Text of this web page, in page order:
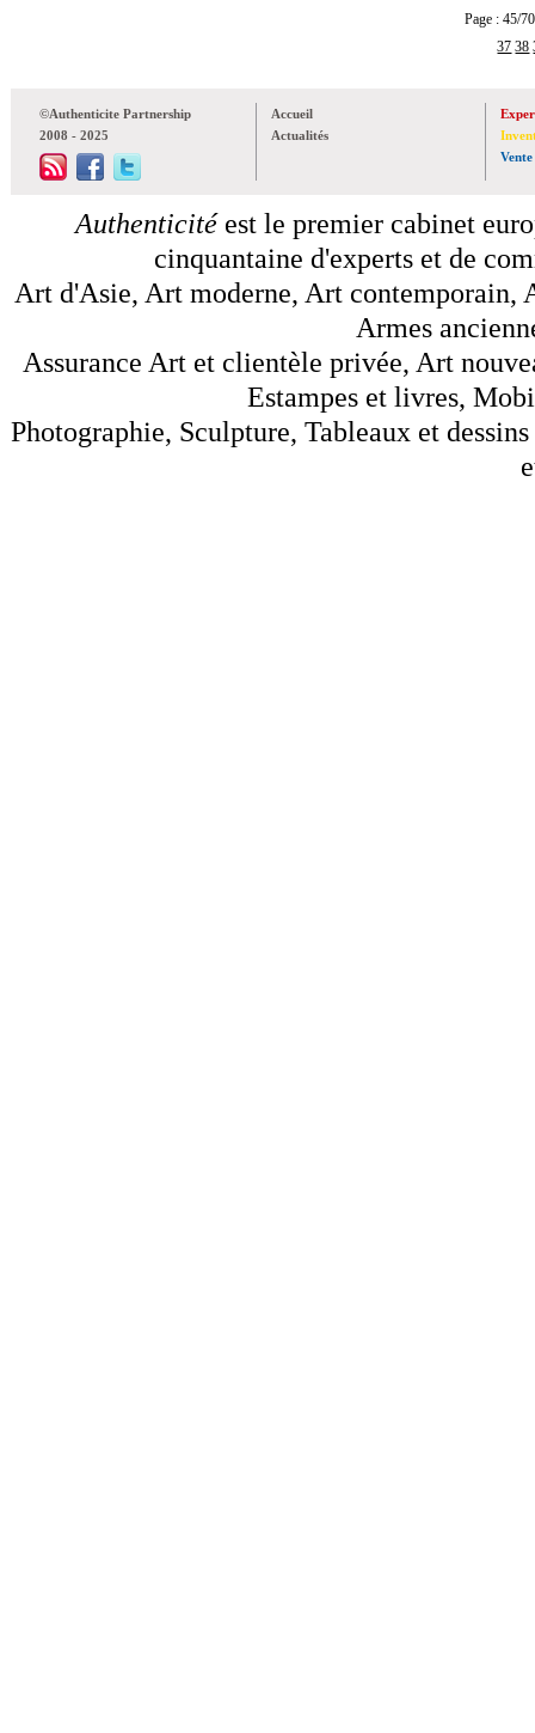
Page :
37 38
©Authenticite Partnership
2008 - 2025
Accueil
Actualités
Vente
Authenticitéest le premier cabinet
cinquantaine d'experts et de
Art d'Asie, Art moderne, Art contemporain,
Armes
Assurance Art et clientèle privée, Art
Estampes et livres,
Photographie, Sculpture, Tableaux et